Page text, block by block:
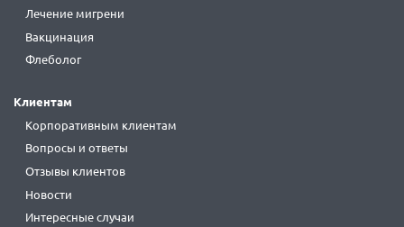
Лечение мигрени
Вакцинация
Флеболог
Клиентам
Корпоративным клиентам
Вопросы и ответы
Отзывы клиентов
Новости
Интересные случаи